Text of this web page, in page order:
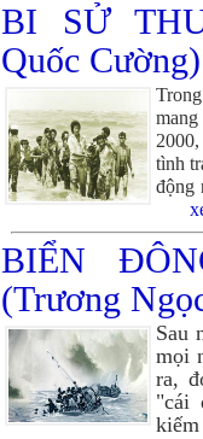
BI SỬ
Quốc Cường)
tình
động
BIỂN
(Trương
Sau
mọi
ra,
"cái